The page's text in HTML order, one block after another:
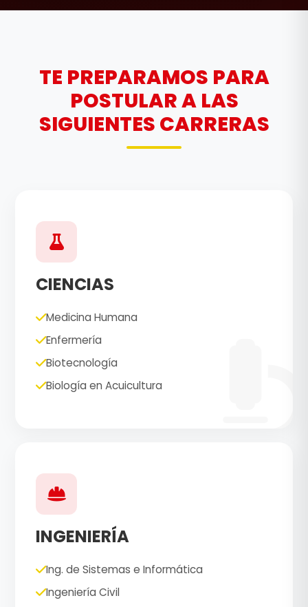
TE PREPARAMOS PARA
POSTULAR A LAS
SIGUIENTES CARRERAS
CIENCIAS
Medicina Humana
Enfermería
Biotecnología
Biología en Acuicultura
INGENIERÍA
Ing. de Sistemas e Informática
Ingeniería Civil